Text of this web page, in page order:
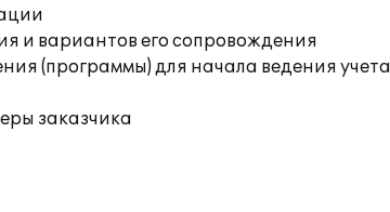
и вариантов его сопровождения
(программы) для начала ведения учета
заказчика